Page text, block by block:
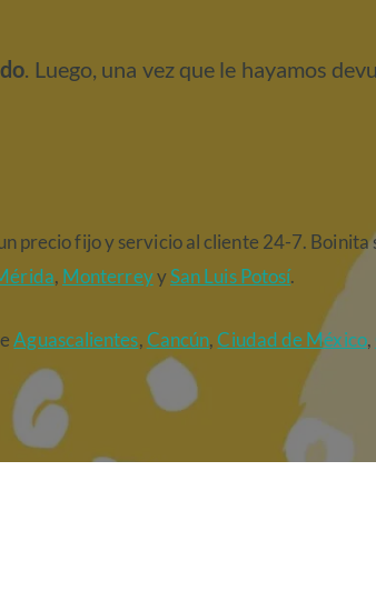
. Luego, una vez que le hayamos
precio fijo y servicio al cliente 24-7.
, MonterreyySan Luis Potosí.
Aguascalientes,Cancún,Ciudad de México,